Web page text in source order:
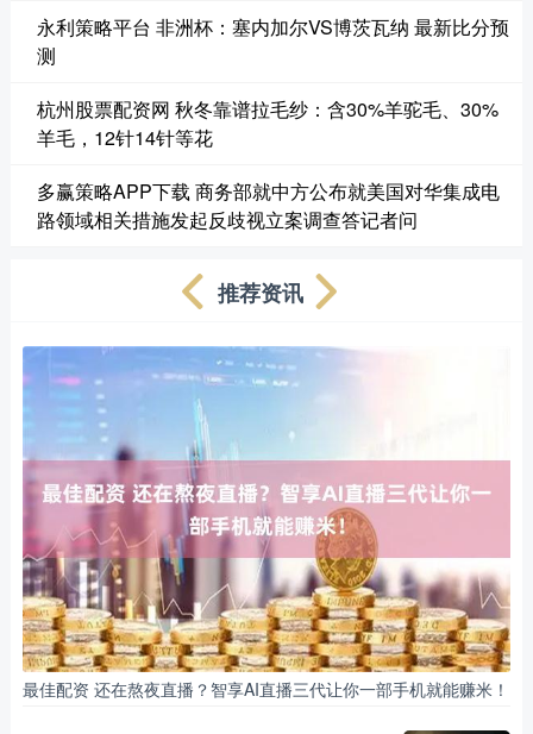
永利策略平台 非洲杯：塞内加尔VS博茨瓦纳 最新比分预
测
杭州股票配资网 秋冬靠谱拉毛纱：含30%羊驼毛、30%
羊毛，12针14针等花
多赢策略APP下载 商务部就中方公布就美国对华集成电
路领域相关措施发起反歧视立案调查答记者问
推荐资讯
最佳配资 还在熬夜直播？智享AI直播三代让你一部手机就能赚米！